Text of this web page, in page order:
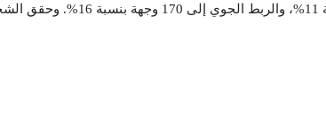
مستويات ما قبل الجائحة. مع ارتفاع الرحلات إلى 905 آلاف بنسبة 11%، والربط الجوي إلى 170 وجهة